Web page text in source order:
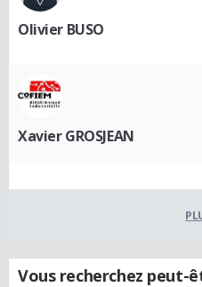
Olivier BUSO
Xavier GROSJEAN
Vous recherchez peut-